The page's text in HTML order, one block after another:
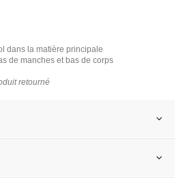
dans la matière principale
de manches et bas de corps
retourné